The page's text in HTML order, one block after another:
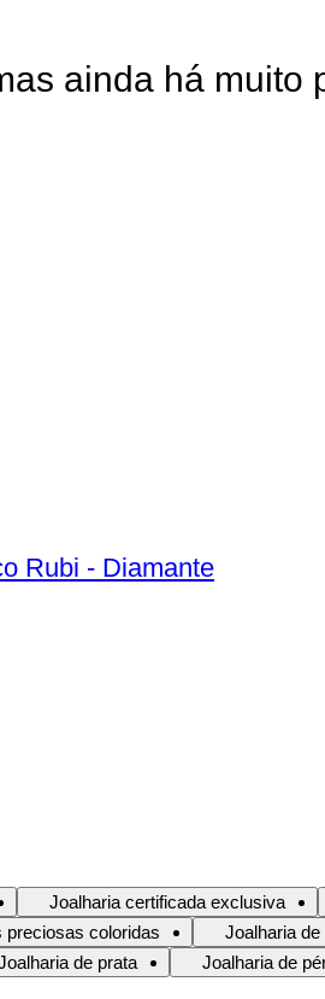
ainda há muito
Rubi - Diamante
Joalharia certificada exclusiva
preciosas coloridas
Joalharia
de prata Joalharia de